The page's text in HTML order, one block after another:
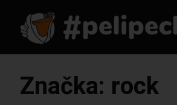
Značka: rock